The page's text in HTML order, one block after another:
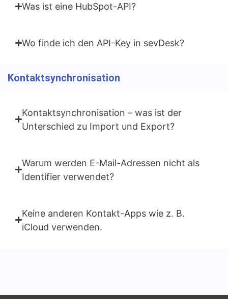
Was ist eine HubSpot-API?
Wo finde ich den API-Key in sevDesk?
Kontaktsynchronisation
Kontaktsynchronisation – was ist der
Unterschied zu Import und Export?
Warum werden E-Mail-Adressen nicht als
Identifier verwendet?
Keine anderen Kontakt-Apps wie z. B.
iCloud verwenden.